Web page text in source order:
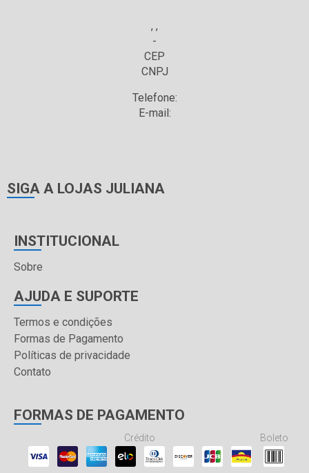
, ,
-
CEP
CNPJ
Telefone:
E-mail:
SIGA A LOJAS JULIANA
INSTITUCIONAL
Sobre
AJUDA E SUPORTE
Termos e condições
Formas de Pagamento
Políticas de privacidade
Contato
FORMAS DE PAGAMENTO
Crédito Boleto